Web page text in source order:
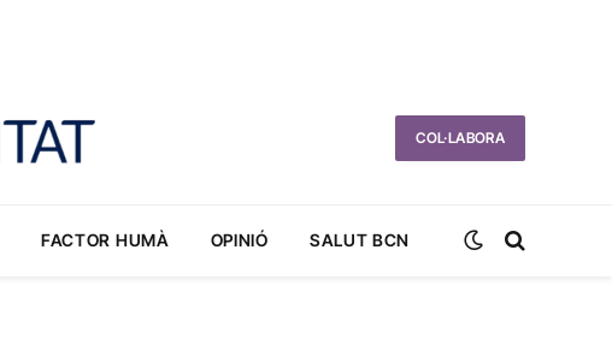
COL·LABORA
FACTOR HUMÀ OPINIÓ SALUT BCN